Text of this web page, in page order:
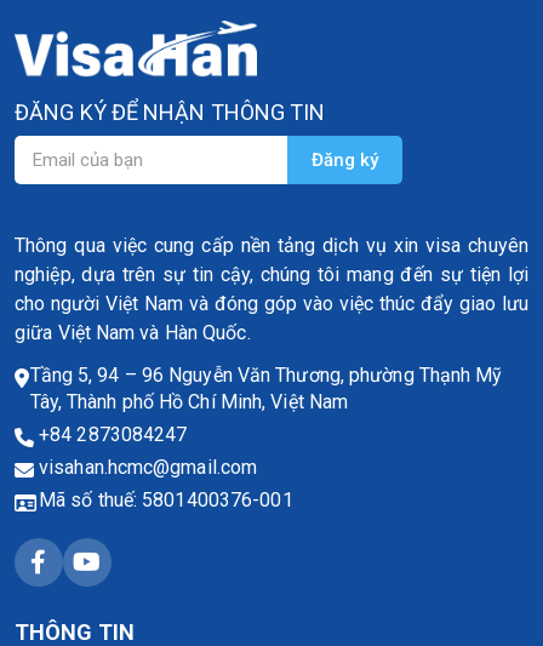
ĐĂNG KÝ ĐỂ NHẬN THÔNG TIN
Thông qua việc cung cấp nền tảng dịch vụ xin visa chuyên
nghiệp, dựa trên sự tin cậy, chúng tôi mang đến sự tiện lợi
cho người Việt Nam và đóng góp vào việc thúc đẩy giao lưu
giữa Việt Nam và Hàn Quốc.
Tầng 5, 94 – 96 Nguyễn Văn Thương, phường Thạnh Mỹ
Tây, Thành phố Hồ Chí Minh, Việt Nam
+84 2873084247
visahan.hcmc@gmail.com
Mã số thuế: 5801400376-001
THÔNG TIN